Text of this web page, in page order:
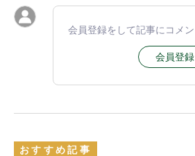
会員登録をして記事にコメ
会員登録
おすすめ記事